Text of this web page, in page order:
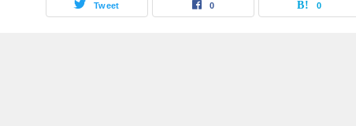
Tweet 0 0